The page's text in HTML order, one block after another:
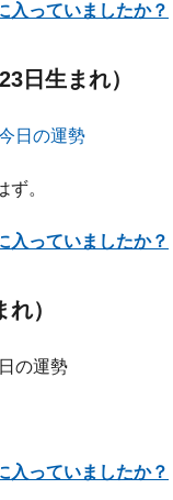
入っていましたか？
日生まれ）
。
入っていましたか？
）
入っていましたか？